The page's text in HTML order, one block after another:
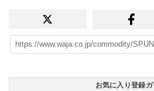
お気に入り登録ガ